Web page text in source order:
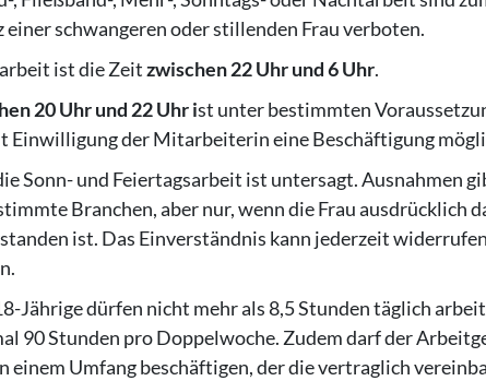
einer schwangeren oder stillenden Frau verboten.
ist die Zeitzwischen 22 Uhr und 6 Uhr.
20 Uhr und 22 Uhr ist unter bestimmten
Einwilligung der Mitarbeiterin eine Beschäftigung
Sonn- und Feiertagsarbeit ist untersagt. Ausnahmen
Branchen, aber nur, wenn die Frau ausdrücklich
ist. Das Einverständnis kann jederzeit
Jährige dürfen nicht mehr als 8,5 Stunden täglich
90 Stunden pro Doppelwoche. Zudem darf der
einem Umfang beschäftigen, der die vertraglich